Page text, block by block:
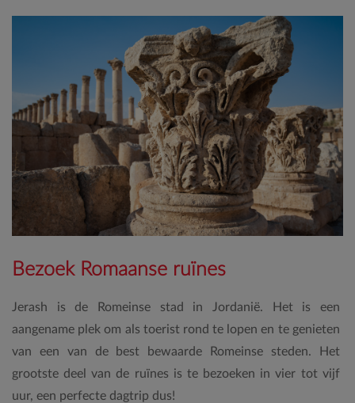
Bezoek Romaanse ruïnes
Jerash is de Romeinse stad in Jordanië. Het is een
aangename plek om als toerist rond te lopen en te genieten
van een van de best bewaarde Romeinse steden. Het
grootste deel van de ruïnes is te bezoeken in vier tot vijf
uur, een perfecte dagtrip dus!